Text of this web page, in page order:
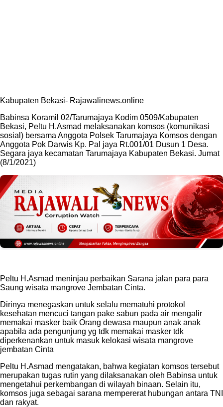
Kabupaten Bekasi- Rajawalinews.online
Babinsa Koramil 02/Tarumajaya Kodim 0509/Kabupaten
Bekasi, Peltu H.Asmad melaksanakan komsos (komunikasi
sosial) bersama Anggota Polsek Tarumajaya Komsos dengan
Anggota Pok Darwis Kp. Pal jaya Rt.001/01 Dusun 1 Desa.
Segara jaya kecamatan Tarumajaya Kabupaten Bekasi. Jumat
(8/1/2021)
Peltu H.Asmad meninjau perbaikan Sarana jalan para para
Saung wisata mangrove Jembatan Cinta.
Dirinya menegaskan untuk selalu mematuhi protokol
kesehatan mencuci tangan pake sabun pada air mengalir
memakai masker baik Orang dewasa maupun anak anak
apabila ada pengunjung yg tdk memakai masker tdk
diperkenankan untuk masuk kelokasi wisata mangrove
jembatan Cinta
Peltu H.Asmad mengatakan, bahwa kegiatan komsos tersebut
merupakan tugas rutin yang dilaksanakan oleh Babinsa untuk
mengetahui perkembangan di wilayah binaan. Selain itu,
komsos juga sebagai sarana mempererat hubungan antara TNI
dan rakyat.